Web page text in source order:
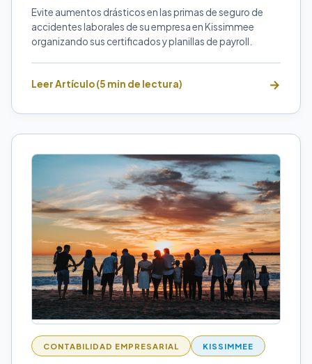
Evite aumentos drásticos en las primas de seguro de
accidentes laborales de su empresa en Kissimmee
organizando sus certificados y planillas de payroll.
Leer Artículo (5 min de lectura)
CONTABILIDAD EMPRESARIAL KISSIMMEE